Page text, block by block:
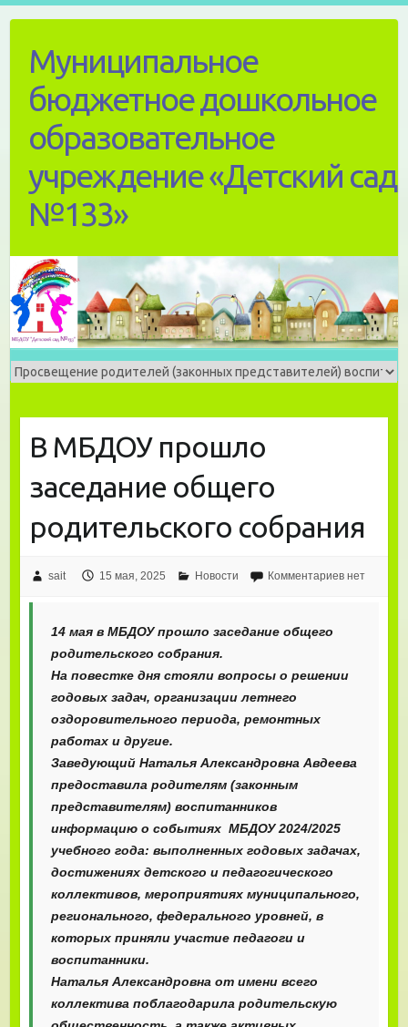
contentМуниципальное
бюджетное дошкольное
образовательное
учреждение «Детский сад
№133»
В МБДОУ прошло
заседание общего
родительского собрания
sait 15 мая, 2025 Новости Комментариев нет
14 мая в МБДОУ прошло заседание общего
родительского собрания.
На повестке дня стояли вопросы о решении
годовых задач, организации летнего
оздоровительного периода, ремонтных
работах и другие.
Заведующий Наталья Александровна Авдеева
предоставила родителям (законным
представителям) воспитанников
информацию о событиях МБДОУ 2024/2025
учебного года: выполненных годовых задачах,
достижениях детского и педагогического
коллективов, мероприятиях муниципального,
регионального, федерального уровней, в
которых приняли участие педагоги и
воспитанники.
Наталья Александровна от имени всего
коллектива поблагодарила родительскую